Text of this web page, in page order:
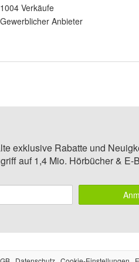
1004 Verkäufe
Gewerblicher Anbieter
exklusive Rabatte und
auf 1,4 Mio. Hörbücher & E-